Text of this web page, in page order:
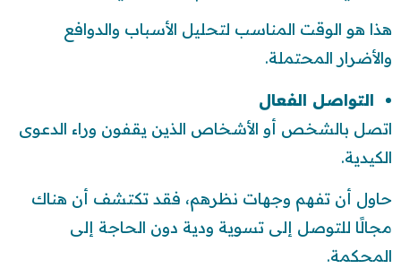
هذا هو الوقت المناسب لتحليل الأسباب والدوافع
والأضرار المحتملة.
التواصل الفعال
اتصل بالشخص أو الأشخاص الذين يقفون وراء الدعوى
الكيدية.
حاول أن تفهم وجهات نظرهم، فقد تكتشف أن هناك
مجالًا للتوصل إلى تسوية ودية دون الحاجة إلى
المحكمة.